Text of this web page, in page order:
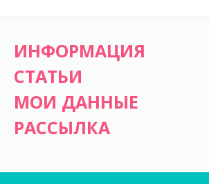
ИНФОРМАЦИЯ
СТАТЬИ
МОИ ДАННЫЕ
РАССЫЛКА